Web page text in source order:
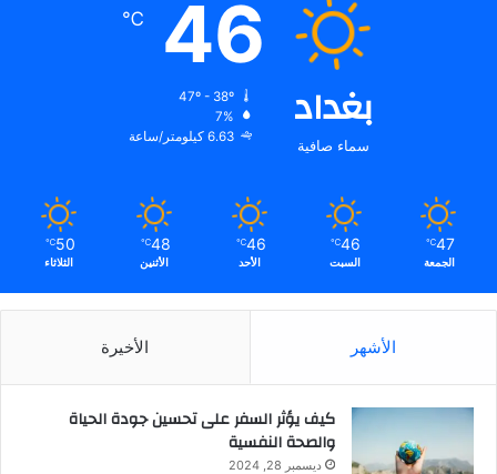
بغداد
سماء صافية
46
℃
7%
6.63 كيلومتر/ساعة
47
℃
الجمعة
46
℃
السبت
46
℃
الأحد
48
℃
الأثنين
50
℃
الثلاثاء
الأشهر الأخيرة
كيف يؤثر السفر على تحسين جودة الحياة
والصحة النفسية
ديسمبر 28, 2024